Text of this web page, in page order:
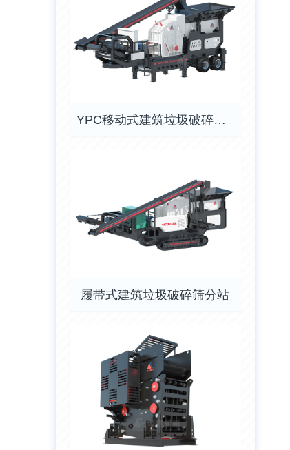
YPC移动式建筑垃圾破碎筛分站
履带式建筑垃圾破碎筛分站